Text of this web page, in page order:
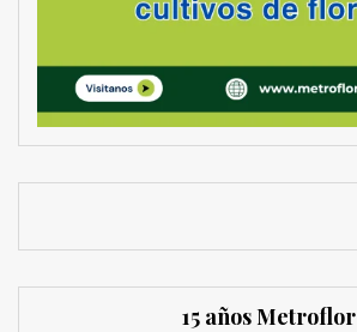
15 años Metroflor